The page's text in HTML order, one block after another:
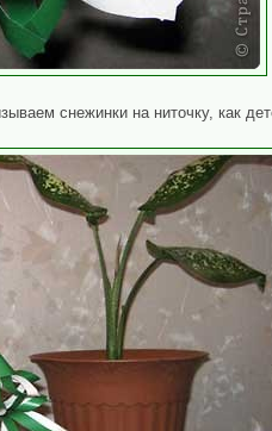
снежинки на ниточку, как